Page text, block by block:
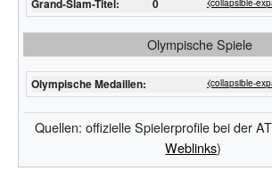
⧼collapsible-
Grand-Slam-Titel: 0
Olympische Spiele
⧼collapsible-
Olympische Medaillen:
Quellen: offizielle Spielerprofile bei der
Weblinks)